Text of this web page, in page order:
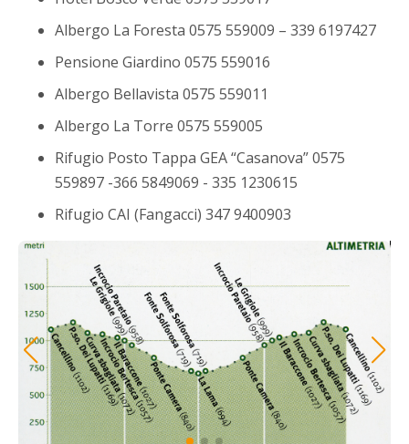
Albergo La Foresta 0575 559009 – 339 6197427
Pensione Giardino 0575 559016
Albergo Bellavista 0575 559011
Albergo La Torre 0575 559005
Rifugio Posto Tappa GEA “Casanova” 0575
559897 -366 5849069 - 335 1230615
Rifugio CAI (Fangacci) 347 9400903